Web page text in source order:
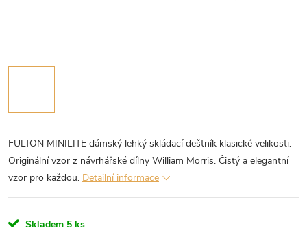
FULTON MINILITE dámský lehký skládací deštník klasické velikosti.
Originální vzor z návrhářské dílny William Morris. Čistý a elegantní
vzor pro každou. Detailní informace
Skladem 5 ks